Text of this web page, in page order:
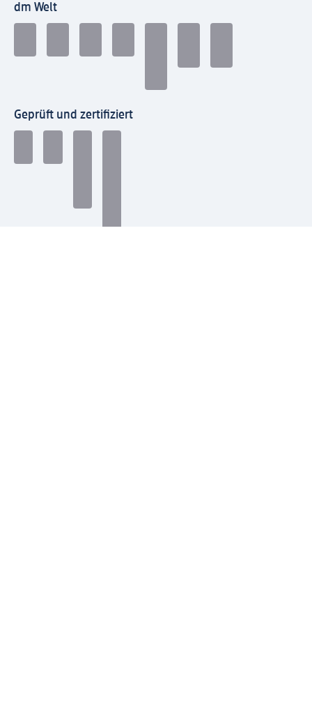
dm Welt
Geprüft und zertifiziert